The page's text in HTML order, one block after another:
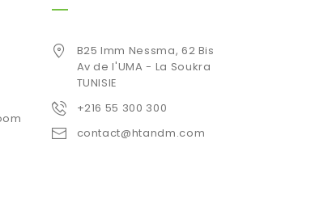
B25 Imm Nessma, 62 Bis
Av de l'UMA - La Soukra
TUNISIE
+216 55 300 300
contact@htandm.com